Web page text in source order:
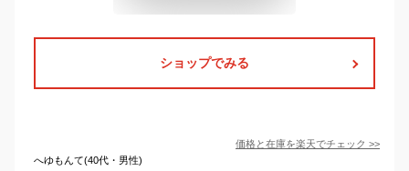
ショップでみる
価格と在庫を楽天でチェック >>
へゆもんて(40代・男性)